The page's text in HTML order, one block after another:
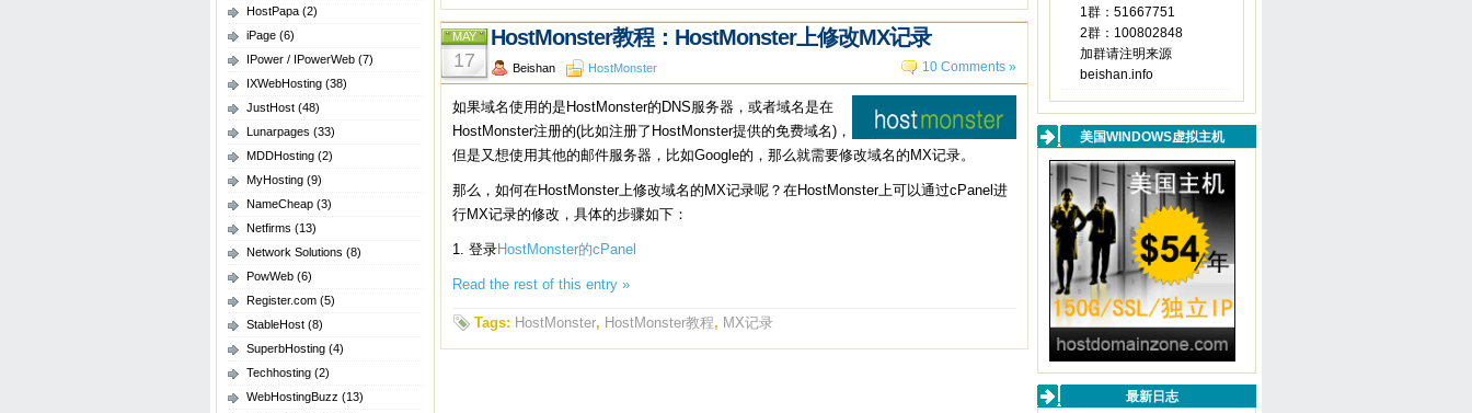
HostPapa (2)
iPage (6)
IPower / IPowerWeb (7)
IXWebHosting (38)
JustHost (48)
Lunarpages (33)
MDDHosting (2)
MyHosting (9)
NameCheap (3)
Netfirms (13)
Network Solutions (8)
PowWeb (6)
Register.com (5)
StableHost (8)
SuperbHosting (4)
Techhosting (2)
WebHostingBuzz (13)
MAY
17
HostMonster教程：HostMonster上修改MX记录
Beishan HostMonster 10 Comments »
如果域名使用的是HostMonster的DNS服务器，或者域名是在
HostMonster注册的(比如注册了HostMonster提供的免费域名)，
但是又想使用其他的邮件服务器，比如Google的，那么就需要修改域名的MX记录。
那么，如何在HostMonster上修改域名的MX记录呢？在HostMonster上可以通过cPanel进
行MX记录的修改，具体的步骤如下：
1. 登录HostMonster的cPanel
Read the rest of this entry »
Tags: HostMonster, HostMonster教程, MX记录
1群：51667751
2群：100802848
加群请注明来源
beishan.info
美国WINDOWS虚拟主机
最新日志